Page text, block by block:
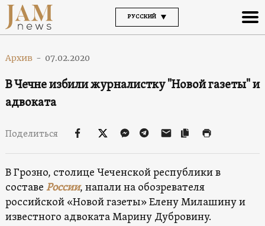
РУССКИЙ
Архив - 07.02.2020
В Чечне избили журналистку "Новой газеты" и
адвоката
Поделиться
В Грозно, столице Чеченской республики в
составе России, напали на обозревателя
российской «Новой газеты» Елену Милашину и
известного адвоката Марину Дубровину.